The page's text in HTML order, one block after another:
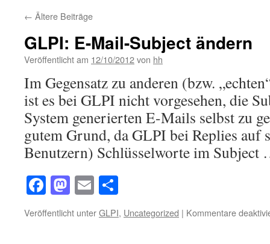
← Ältere Beiträge
GLPI: E-Mail-Subject ändern
Veröffentlicht am 12/10/2012von hh
Im Gegensatz zu anderen (bzw.
ist es bei GLPI nicht vorgesehen, die
System generierten E-Mails selbst zu
gutem Grund, da GLPI bei Replies auf
Benutzern) Schlüsselworte im
Facebook
Mastodon
Email
Veröffentlicht unterGLPI, Uncategorized | Kommentare